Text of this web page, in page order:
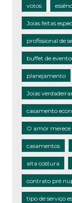
votos
Joias feitas
profissional de
buffet de
planejamento
Joias
casamento
O amor
casamentos
alta costura
contrato pré
tipo de serviço